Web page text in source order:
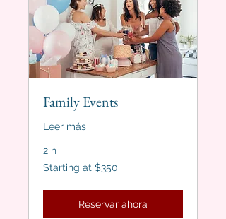
Family Events
Leer más
2 h
Starting
at
Starting at $350
Reservar ahora